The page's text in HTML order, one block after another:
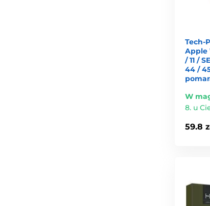
Tech-
Apple
/ 11 /
44 /
W
8. u
59.8